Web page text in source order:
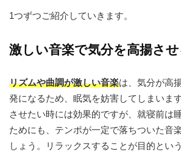
1つずつご紹介していきます。
激しい音楽で気分を高揚させ
リズムや曲調が激しい音楽は、気分が高
発になるため、眠気を妨害してしまいま
させたい時には効果的ですが、就寝前は
ためにも、テンポが一定で落ちついた音
しょう。リラックスすることが目的とい